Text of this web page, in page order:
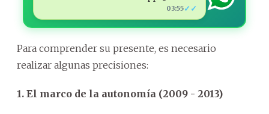
03:55✓✓
Para comprender su presente, es necesario
realizar algunas precisiones:
1. El marco de la autonomía (2009 - 2013)